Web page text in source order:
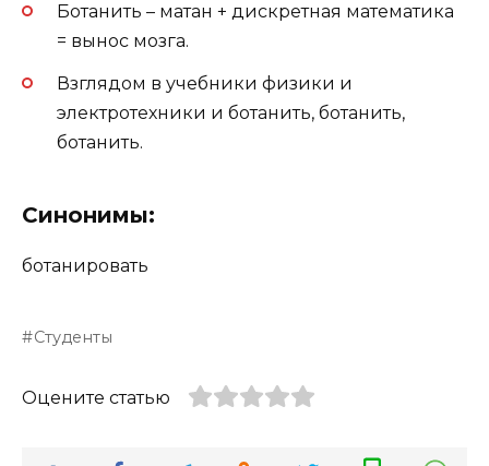
Ботанить – матан + дискретная математика
= вынос мозга.
Взглядом в учебники физики и
электротехники и ботанить, ботанить,
ботанить.
Синонимы:
ботанировать
Студенты
Оцените статью